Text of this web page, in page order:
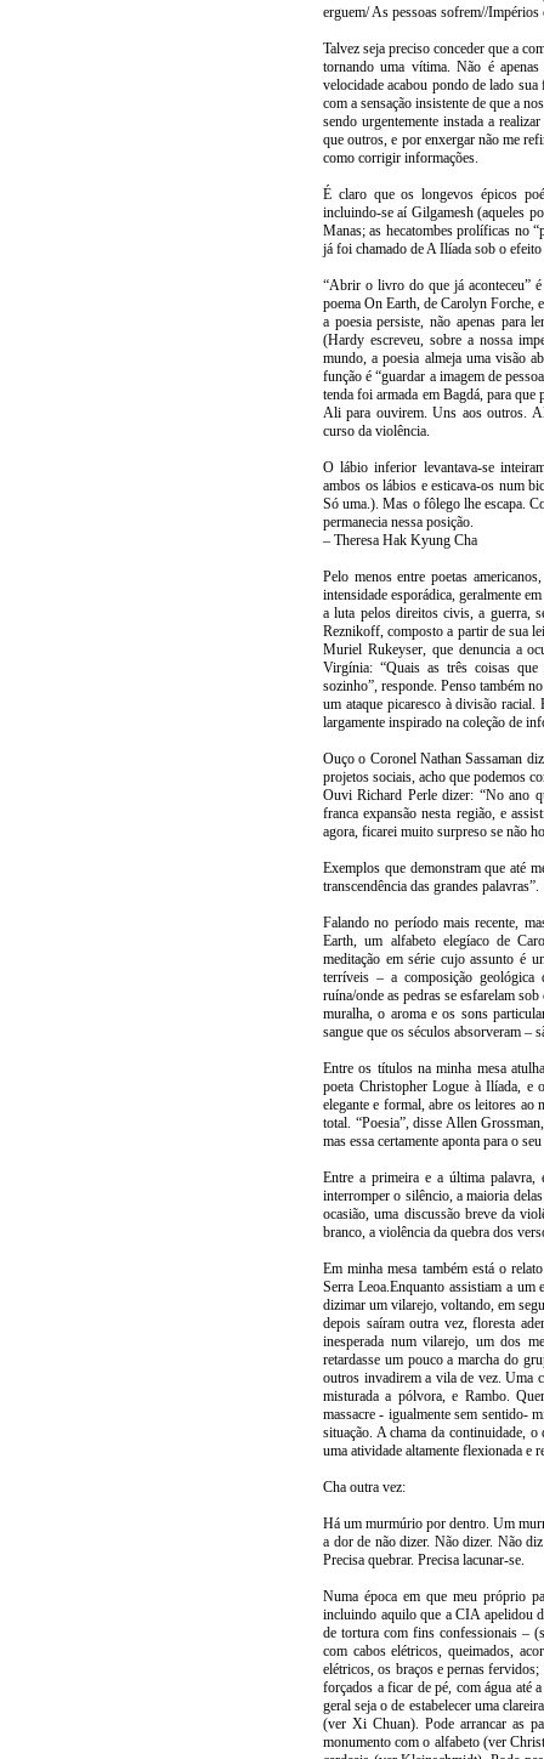
erguem/ As pessoas sofrem//Impérios
Talvez seja preciso conceder que a
tornando uma vítima. Não é
velocidade acabou pondo de lado
com a sensação insistente de que a
sendo urgentemente instada a
que outros, e por enxergar não me
como corrigir informações.
É claro que os longevos épicos
incluindo-se aí Gilgamesh (aqueles
Manas; as hecatombes prolíficas no
já foi chamado de A Ilíada sob o
“Abrir o livro do que já aconteceu”
poema On Earth, de Carolyn Forche,
a poesia persiste, não apenas para
(Hardy escreveu, sobre a nossa
mundo, a poesia almeja uma visão
função é “guardar a imagem de
tenda foi armada em Bagdá, para
Ali para ouvirem. Uns aos outros.
curso da violência.
O lábio inferior levantava-se
ambos os lábios e esticava-os num
Só uma.). Mas o fôlego lhe escapa.
permanecia nessa posição.
– Theresa Hak Kyung Cha
Pelo menos entre poetas
intensidade esporádica, geralmente
a luta pelos direitos civis, a guerra,
Reznikoff, composto a partir de sua
Muriel Rukeyser, que denuncia a
Virgínia: “Quais as três coisas que
sozinho”, responde. Penso também
um ataque picaresco à divisão
largamente inspirado na coleção de
Ouço o Coronel Nathan Sassaman
projetos sociais, acho que podemos
Ouvi Richard Perle dizer: “No ano
franca expansão nesta região, e
agora, ficarei muito surpreso se não
Exemplos que demonstram que até
transcendência das grandes palavras”.
Falando no período mais recente,
Earth, um alfabeto elegíaco de
meditação em série cujo assunto é
terríveis – a composição geológica
ruína/onde as pedras se esfarelam
muralha, o aroma e os sons
sangue que os séculos absorveram –
Entre os títulos na minha mesa
poeta Christopher Logue à Ilíada, e
elegante e formal, abre os leitores ao
total. “Poesia”, disse Allen
mas essa certamente aponta para o
Entre a primeira e a última palavra,
interromper o silêncio, a maioria
ocasião, uma discussão breve da
branco, a violência da quebra dos
Em minha mesa também está o
Serra Leoa.Enquanto assistiam a um
dizimar um vilarejo, voltando, em
depois saíram outra vez, floresta
inesperada num vilarejo, um dos
retardasse um pouco a marcha do
outros invadirem a vila de vez. Uma
misturada a pólvora, e Rambo.
massacre - igualmente sem sentido-
situação. A chama da continuidade,
uma atividade altamente flexionada e
Cha outra vez:
Há um murmúrio por dentro. Um
a dor de não dizer. Não dizer. Não
Precisa quebrar. Precisa lacunar-se.
Numa época em que meu próprio
incluindo aquilo que a CIA apelidou
de tortura com fins confessionais –
com cabos elétricos, queimados,
elétricos, os braços e pernas
forçados a ficar de pé, com água até
geral seja o de estabelecer uma
(ver Xi Chuan). Pode arrancar as
monumento com o alfabeto (ver